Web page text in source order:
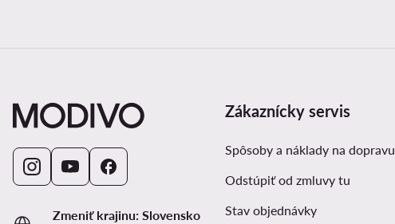
Zmeniť krajinu: Slovensko
Zákaznícky servis
Spôsoby a náklady na dopravu
Odstúpiť od zmluvy tu
Stav objednávky